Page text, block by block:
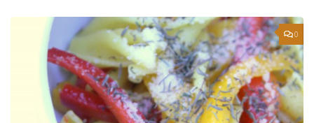
0